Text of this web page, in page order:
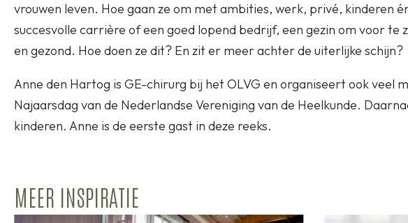
vrouwen leven. Hoe gaan ze om met ambities, werk, privé, kinderen
succesvolle carrière of een goed lopend bedrijf, een gezin om voor te
en gezond. Hoe doen ze dit? En zit er meer achter de uiterlijke schijn?
Anne den Hartog is GE-chirurg bij het OLVG en organiseert ook veel
Najaarsdag van de Nederlandse Vereniging van de Heelkunde.
kinderen. Anne is de eerste gast in deze reeks.
MEER INSPIRATIE